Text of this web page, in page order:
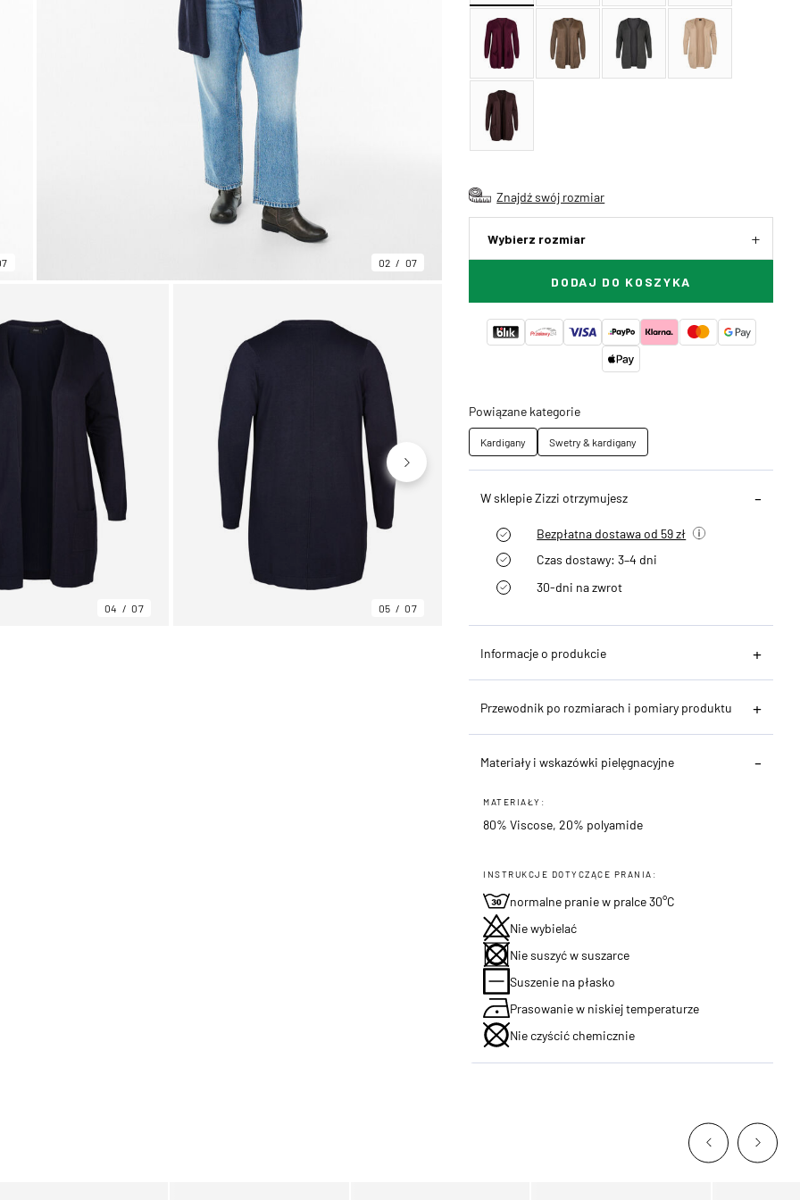
02 07
04 07 05 07
Znajdź swój rozmiar
Wybierz rozmiar
DODAJ DO KOSZYKA
Powiązane kategorie
Kardigany Swetry & kardigany
W sklepie Zizzi otrzymujesz
Bezpłatna dostawa od 59 zł
Czas dostawy: 3–4 dni
30-dni na zwrot
Informacje o produkcie
Przewodnik po rozmiarach i pomiary produktu
Materiały i wskazówki pielęgnacyjne
MATERIAŁY:
80% Viscose, 20% polyamide
INSTRUKCJE DOTYCZĄCE PRANIA:
normalne pranie w pralce 30°C
Nie wybielać
Nie suszyć w suszarce
Suszenie na płasko
Prasowanie w niskiej temperaturze
Nie czyścić chemicznie